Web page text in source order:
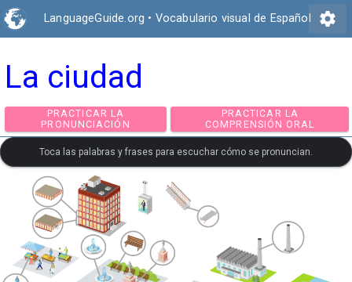
LanguageGuide.org • Vocabulario visual de Español settings
La ciudad
PRACTICAR LA
PRONUNCIACIÓN
PRACTICAR LA
COMPRENSIÓN
Toca las palabras y frases para escuchar cómo se pronuncian.